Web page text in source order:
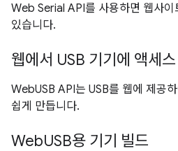
Web Serial API를 사용하면 웹사이
있습니다.
웹에서 USB 기기에 액세스
WebUSB API는 USB를 웹에 제공
쉽게 만듭니다.
WebUSB용 기기 빌드